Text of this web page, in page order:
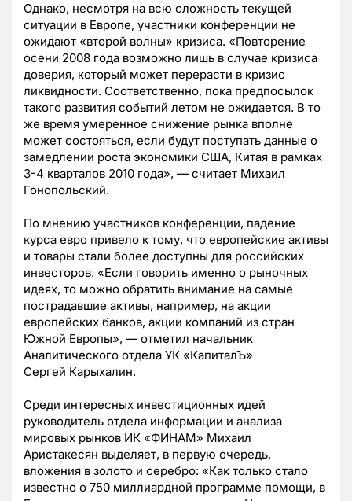
Однако, несмотря на всю сложность текущей
ситуации в Европе, участники конференции не
ожидают «второй волны» кризиса. «Повторение
осени 2008 года возможно лишь в случае кризиса
доверия, который может перерасти в кризис
ликвидности. Соответственно, пока предпосылок
такого развития событий летом не ожидается. В то
же время умеренное снижение рынка вполне
может состояться, если будут поступать данные о
замедлении роста экономики США, Китая в рамках
3-4 кварталов 2010 года», — считает Михаил
Гонопольский.
По мнению участников конференции, падение
курса евро привело к тому, что европейские активы
и товары стали более доступны для российских
инвесторов. «Если говорить именно о рыночных
идеях, то можно обратить внимание на самые
пострадавшие активы, например, на акции
европейских банков, акции компаний из стран
Южной Европы», — отметил начальник
Аналитического отдела УК «КапиталЪ»
Сергей Карыхалин.
Среди интересных инвестиционных идей
руководитель отдела информации и анализа
мировых рынков ИК «ФИНАМ» Михаил
Аристакесян выделяет, в первую очередь,
вложения в золото и серебро: «Как только стало
известно о 750 миллиардной программе помощи, в